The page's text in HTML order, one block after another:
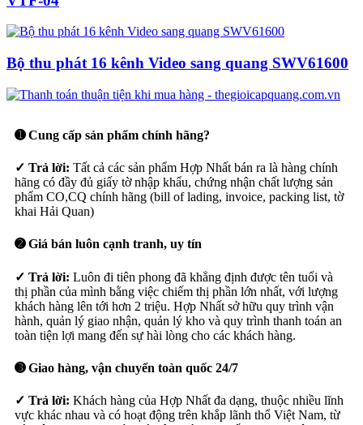
Bộ thu phát 16 kênh Video sang quang SWV61600
➊ Cung cấp sản phẩm chính hãng?
✓ Trả lời: Tất cả các sản phẩm Hợp Nhất bán ra là hàng chính
hãng có đầy đủ giấy tờ nhập khẩu, chứng nhận chất lượng sản
phẩm CO,CQ chính hãng (bill of lading, invoice, packing list, tờ
khai Hải Quan)
➋ Giá bán luôn cạnh tranh, uy tín
✓ Trả lời: Luôn đi tiên phong đã khẳng định được tên tuổi và
thị phần của mình bằng việc chiếm thị phần lớn nhất, với lượng
khách hàng lên tới hơn 2 triệu. Hợp Nhất sở hữu quy trình vận
hành, quản lý giao nhận, quản lý kho và quy trình thanh toán an
toàn tiện lợi mang đến sự hài lòng cho các khách hàng.
➌ Giao hàng, vận chuyển toàn quốc 24/7
✓ Trả lời: Khách hàng của Hợp Nhất đa dạng, thuộc nhiều lĩnh
vực khác nhau và có hoạt động trên khắp lãnh thổ Việt Nam, từ